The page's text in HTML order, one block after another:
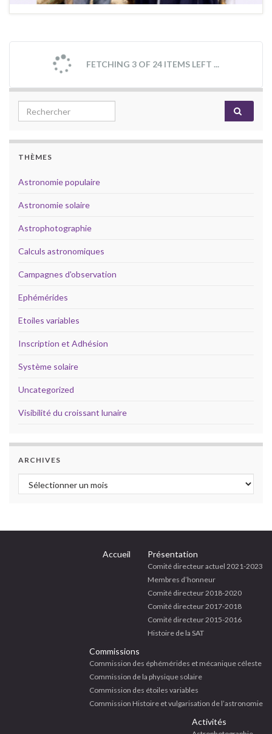
FETCHING 3 OF 24 ITEMS LEFT ...
Search for:
THÈMES
Astronomie populaire
Astronomie solaire
Astrophotographie
Calculs astronomiques
Campagnes d'observation
Ephémérides
Etoiles variables
Inscription et Adhésion
Système solaire
Uncategorized
Visibilité du croissant lunaire
ARCHIVES
Archives
Accueil Présentation
Comité directeur actuel 2021-2023
Membres d’honneur
Comité directeur 2018-2020
Comité directeur 2017-2018
Comité directeur 2015-2016
Histoire de la SAT
Commissions
Commission des éphémérides et mécanique céleste
Commission de la physique solaire
Commission des étoiles variables
Commission Histoire et vulgarisation de l’astronomie
Activités